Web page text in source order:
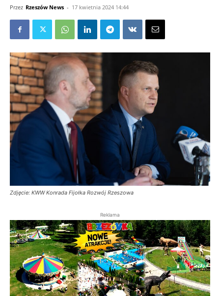
Przez Rzeszów News - 17 kwietnia 2024 14:44
Zdjęcie: KWW Konrada Fijołka Rozwój Rzeszowa
Reklama